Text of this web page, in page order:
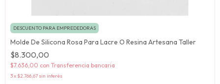
DESCUENTO PARA EMPREDEDORAS
Molde De Silicona Rosa Para Lacre O Resina Artesana Taller
$8.300,00
$7.636,00 con Transferencia bancaria
3x $2.766,67 sin interés